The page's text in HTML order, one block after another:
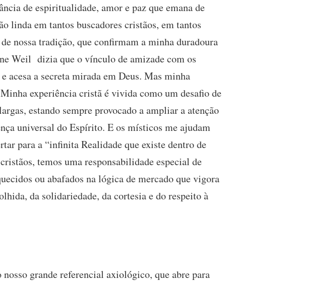
de espiritualidade, amor e paz que emana de
linda em tantos buscadores cristãos, em tantos
nossa tradição, que confirmam a minha duradoura
Weil dizia que o vínculo de amizade com os
acesa a secreta mirada em Deus. Mas minha
experiência cristã é vivida como um desafio de
estando sempre provocado a ampliar a atenção
universal do Espírito. E os místicos me ajudam
para a “infinita Realidade que existe dentro de
temos uma responsabilidade especial de
ou abafados na lógica de mercado que vigora
da solidariedade, da cortesia e do respeito à
grande referencial axiológico, que abre para